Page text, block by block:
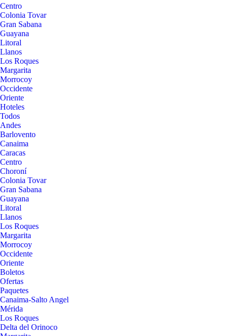
Centro
Colonia Tovar
Gran Sabana
Guayana
Litoral
Llanos
Los Roques
Margarita
Morrocoy
Occidente
Oriente
Hoteles
Todos
Andes
Barlovento
Canaima
Caracas
Centro
Choroní
Colonia Tovar
Gran Sabana
Guayana
Litoral
Llanos
Los Roques
Margarita
Morrocoy
Occidente
Oriente
Boletos
Ofertas
Paquetes
Canaima-Salto Angel
Mérida
Los Roques
Delta del Orinoco